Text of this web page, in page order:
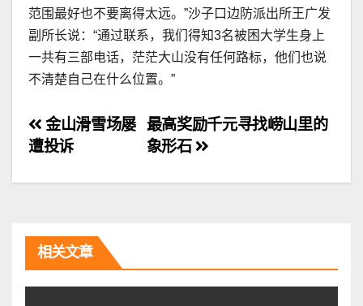
范围最好也不要离得太远。”沙子口边防派出所王广发
副所长说：“通过联系，我们得知3名被困大学生身上
一共有三部电话，茫茫大山没有任何路标，他们也说
不清楚自己在什么位置。”
文
章
航
最高奖励千元寻找崂山里的
象形石
金山滑雪场屡
遭投诉
相关文章